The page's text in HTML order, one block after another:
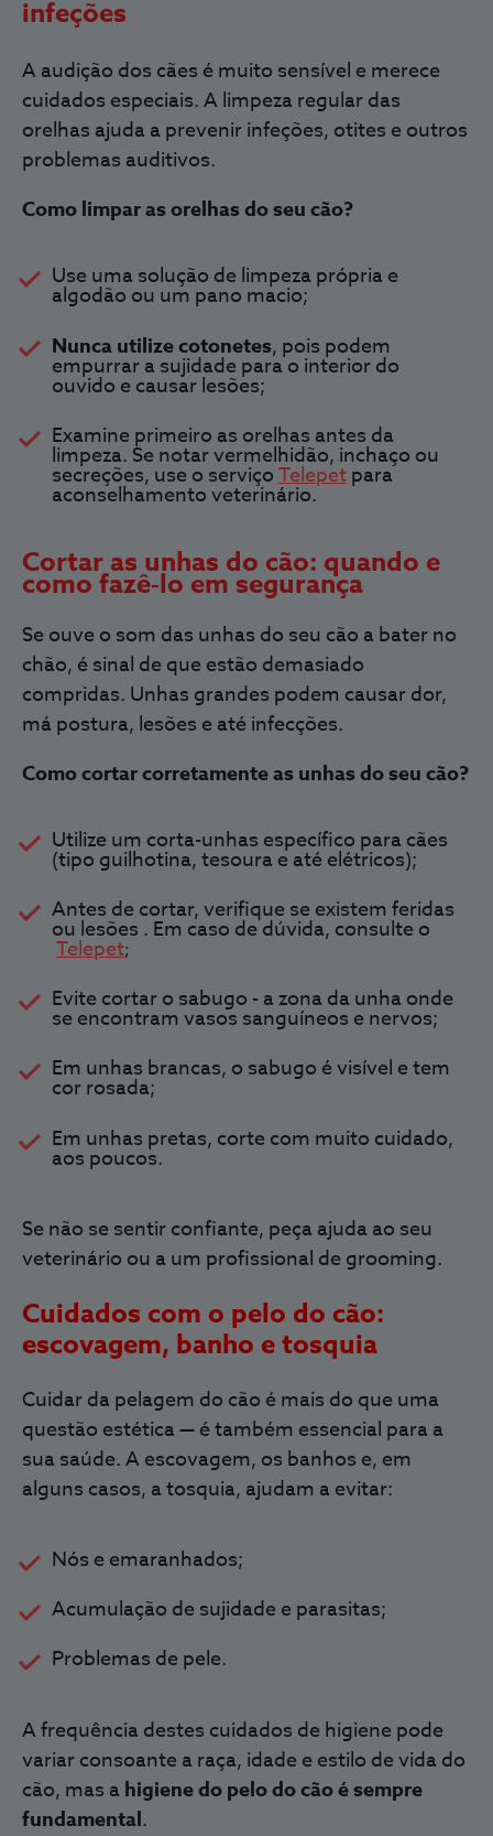
infeções
A audição dos cães é muito sensível e merece
cuidados especiais. Alimpeza regular das
orelhas ajuda a prevenir infeções, otites e outros
problemas auditivos.
Como limpar as orelhas do seu cão?
Use uma solução de limpeza própria e
algodão ou um pano macio;
Nunca utilize cotonetes, pois podem
empurrar a sujidade para o interior do
ouvido e causar lesões;
Examine primeiro as orelhas antes da
limpeza. Se notar vermelhidão, inchaço ou
secreções, use o serviçoTelepetpara
aconselhamento veterinário.
Cortar as unhas do cão: quando e
como fazê‑lo em segurança
Se ouve o som das unhas do seu cão a bater no
chão, é sinal de que estão demasiado
compridas. Unhas grandes podem causardor,
má postura, lesões e até infecções.
Como cortar corretamente as unhas do seu cão?
Utilize um corta-unhas específico para cães
(tipo guilhotina, tesoura e até elétricos);
Antes de cortar,verifique se existem feridas
ou lesões . Em caso de dúvida, consulte o
Telepet;
Evite cortar o sabugo - a zona da unha onde
se encontramvasos sanguíneos e nervos;
Em unhas brancas, o sabugo é visível e tem
cor rosada;
Em unhas pretas, corte com muito cuidado,
aos poucos.
Se não se sentir confiante, peça ajuda ao seu
veterinário ou a um profissional de grooming.
Cuidados com o pelo do cão:
escovagem, banho e tosquia
Cuidar da pelagem do cão é mais do que uma
questão estética — é também essencial para a
sua saúde. A escovagem, os banhos e, em
alguns casos, a tosquia, ajudam a evitar:
Nós e emaranhados;
Acumulação de sujidade e parasitas;
Problemas de pele.
A frequência destes cuidados de higiene pode
variar consoante a raça, idade e estilo de vida do
cão, mas a higiene do pelo do cão é sempre
fundamental.